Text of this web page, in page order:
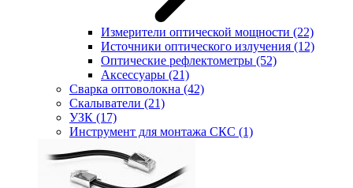
Измерители оптической мощности (22)
Источники оптического излучения (12)
Оптические рефлектометры (52)
Аксессуары (21)
Сварка оптоволокна (42)
Скалыватели (21)
УЗК (17)
Инструмент для монтажа СКС (1)